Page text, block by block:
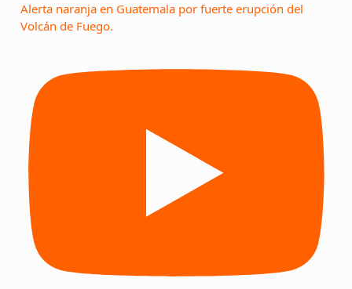
Alerta naranja en Guatemala por fuerte erupción del
Volcán de Fuego.